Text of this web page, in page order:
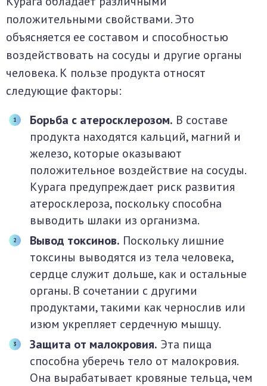
положительными свойствами. Это
объясняется ее составом и способностью
воздействовать на сосуды и другие органы
человека. К пользе продукта относят
следующие факторы:
Борьба с атеросклерозом. В составе
продукта находятся кальций, магний и
железо, которые оказывают
положительное воздействие на сосуды.
Курага предупреждает риск развития
атеросклероза, поскольку способна
выводить шлаки из организма.
Вывод токсинов. Поскольку лишние
токсины выводятся из тела человека,
сердце служит дольше, как и остальные
органы. В сочетании с другими
продуктами, такими как чернослив или
изюм укрепляет сердечную мышцу.
Защита от малокровия. Эта пища
способна уберечь тело от малокровия.
Она вырабатывает кровяные тельца, чем